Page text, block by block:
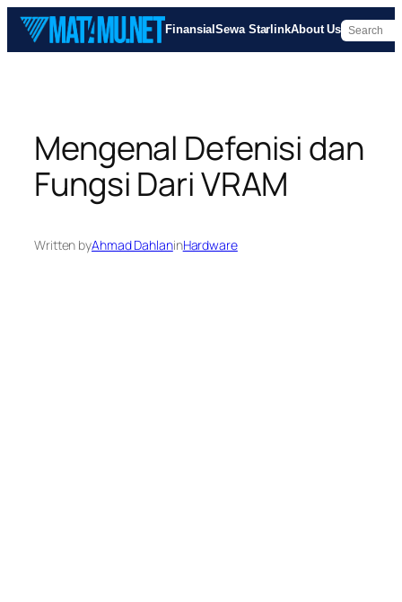
Skip
content
FinansialSewa StarlinkAbout Us
Mengenal Defenisi dan
Fungsi Dari VRAM
Written byAhmad DahlaninHardware